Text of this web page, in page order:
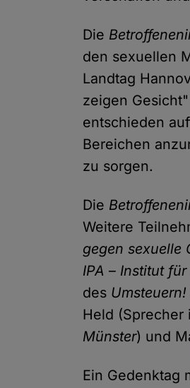
Die
den sexuellen
Landtag
zeigen
entschieden
Bereichen
zu sorgen.
Die
Weitere
gegen sexuelle
IPA– Institut
des
Held
Münster) und
Ein Gedenktag